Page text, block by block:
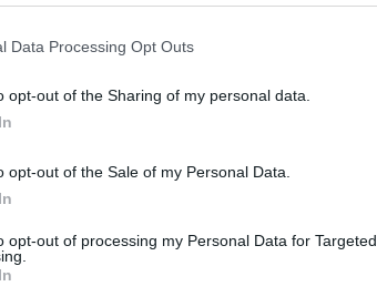
Data Processing Opt Outs
opt-out of the Sharing of my personal data.
opt-out of the Sale of my Personal Data.
opt-out of processing my Personal Data for Targeted